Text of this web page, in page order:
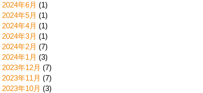
2024年6月 (1)
2024年5月 (1)
2024年4月 (1)
2024年3月 (1)
2024年2月 (7)
2024年1月 (3)
2023年12月 (7)
2023年11月 (7)
2023年10月 (3)